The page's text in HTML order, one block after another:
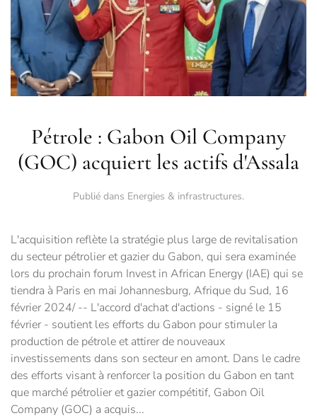
Pétrole : Gabon Oil Company
(GOC) acquiert les actifs d'Assala
Publié dans Energies & infrastructures.
L'acquisition reflète la stratégie plus large de revitalisation
du secteur pétrolier et gazier du Gabon, qui sera examinée
lors du prochain forum Invest in African Energy (IAE) qui se
tiendra à Paris en mai Johannesburg, Afrique du Sud, 16
février 2024/ -- L'accord d'achat d'actions - signé le 15
février - soutient les efforts du Gabon pour stimuler la
production de pétrole et attirer de nouveaux
investissements dans son secteur en amont. Dans le cadre
des efforts visant à renforcer la position du Gabon en tant
que marché pétrolier et gazier compétitif, Gabon Oil
Company (GOC) a acquis...